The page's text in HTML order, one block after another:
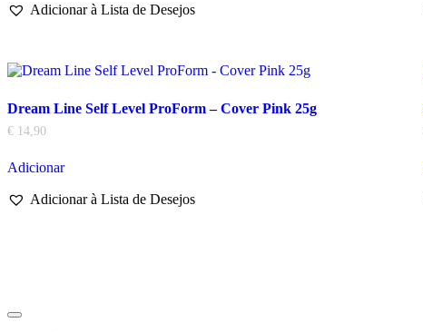
Adicionar à Lista de Desejos
Dream Line Self Level ProForm – Cover Pink 25g
€ 14,90
Adicionar
Adicionar à Lista de Desejos